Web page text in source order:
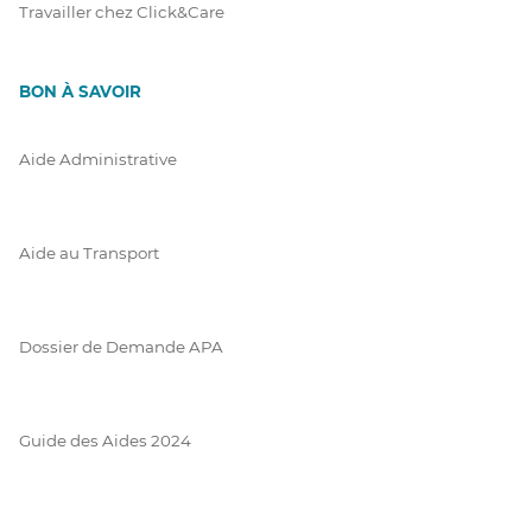
Travailler chez Click&Care
BON À SAVOIR
Aide Administrative
Aide au Transport
Dossier de Demande APA
Guide des Aides 2024